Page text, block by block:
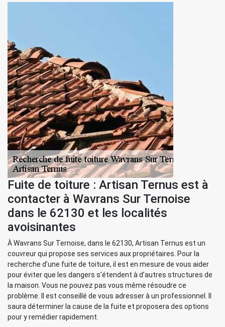
Fuite de toiture : Artisan Ternus est à
contacter à Wavrans Sur Ternoise
dans le 62130 et les localités
avoisinantes
À Wavrans Sur Ternoise, dans le 62130, Artisan Ternus est un
couvreur qui propose ses services aux propriétaires. Pour la
recherche d’une fuite de toiture, il est en mesure de vous aider
pour éviter que les dangers s’étendent à d’autres structures de
la maison. Vous ne pouvez pas vous même résoudre ce
problème. Il est conseillé de vous adresser à un professionnel. Il
saura déterminer la cause de la fuite et proposera des options
pour y remédier rapidement.